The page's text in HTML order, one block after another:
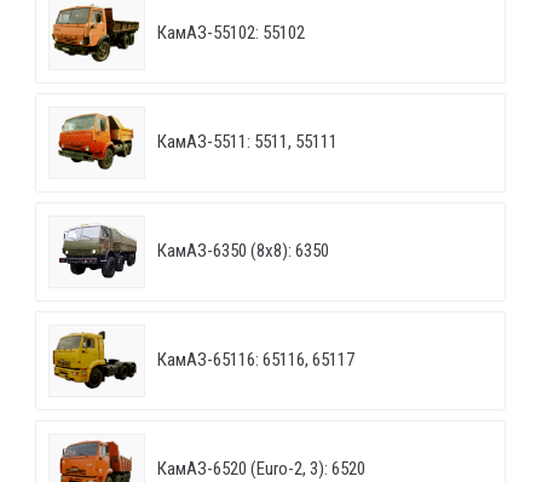
КамАЗ-55102: 55102
КамАЗ-5511: 5511, 55111
КамАЗ-6350 (8х8): 6350
КамАЗ-65116: 65116, 65117
КамАЗ-6520 (Euro-2, 3): 6520